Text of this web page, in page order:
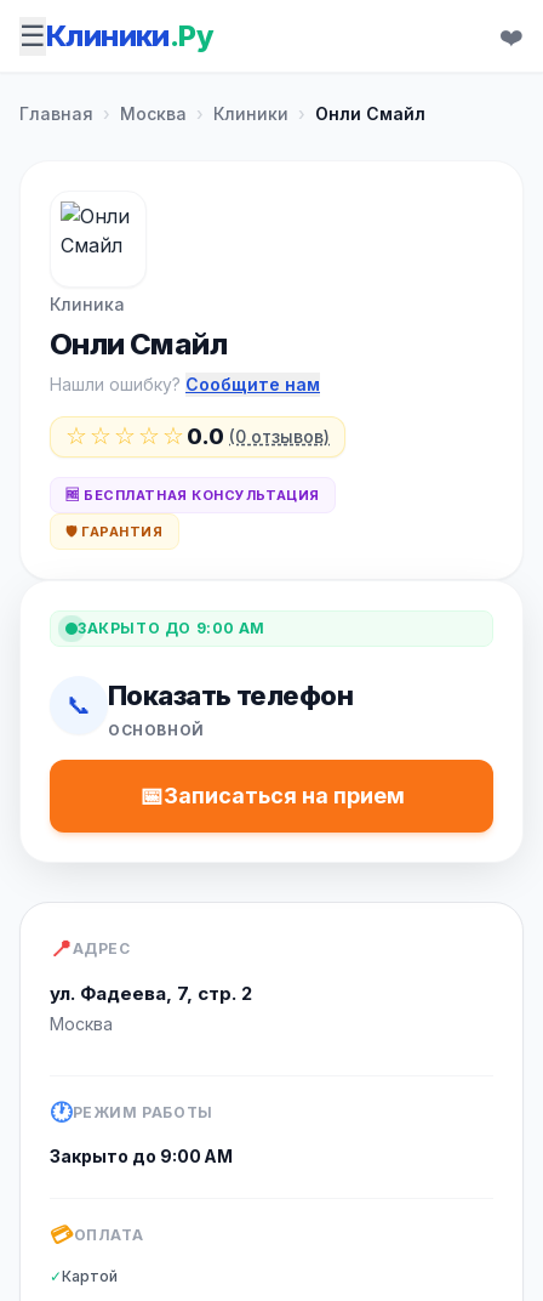
☰Клиники.Ру ❤️
Главная › Москва › Клиники › Онли Смайл
Клиника
Онли Смайл
Нашли ошибку? Сообщите нам
☆☆☆☆☆0.0 (0 отзывов)
🆓 БЕСПЛАТНАЯ КОНСУЛЬТАЦИЯ
🛡️ ГАРАНТИЯ
ЗАКРЫТО ДО 9:00 AM
📞 Показать телефон
ОСНОВНОЙ
📅Записаться на прием
📍АДРЕС
ул. Фадеева, 7, стр. 2
Москва
🕐РЕЖИМ РАБОТЫ
Закрыто до 9:00 AM
💳ОПЛАТА
✓Картой